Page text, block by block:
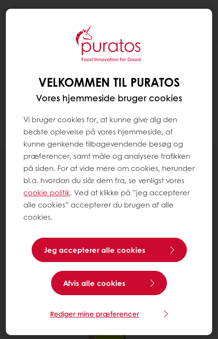
Filter
Kageblandinger
items
VELKOMMEN TIL PURATOS
Vores hjemmeside bruger cookies
Vi bruger cookies for, at kunne give dig den
bedste oplevelse på vores hjemmeside, at
kunne genkende tilbagevendende besøg og
præferencer, samt måle og analysere trafikken
på siden. For at vide mere om cookies, herunder
bl.a. hvordan du slår dem fra, se venligst vores
cookie politik. Ved at klikke på ”jeg accepterer
alle cookies” accepterer du brugen af alle
cookies.
Jeg accepterer alle cookies
Afvis alle cookies
Rediger mine præferencer